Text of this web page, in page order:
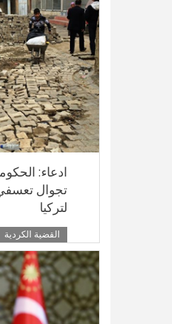
ادعاء:
تجوال
لتركيا
القضية الكردية